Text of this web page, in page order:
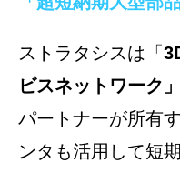
ストラタシスは「
ビスネットワーク
パートナーが所有
ンタも活用して短